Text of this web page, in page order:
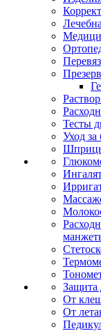
Тесты
Уход
Защита
От
От